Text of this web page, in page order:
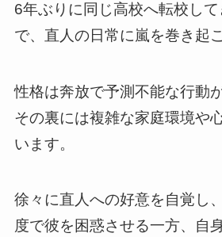
6年ぶりに同じ高校へ転校し
で、直人の日常に嵐を巻き起
性格は奔放で予測不能な行動
その裏には複雑な家庭環境や
います。
徐々に直人への好意を自覚し
度で彼を困惑させる一方、自